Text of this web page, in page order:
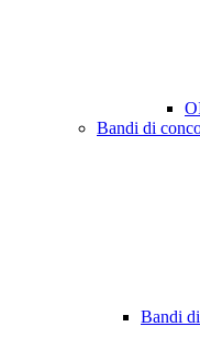
Bandi di
Bandi